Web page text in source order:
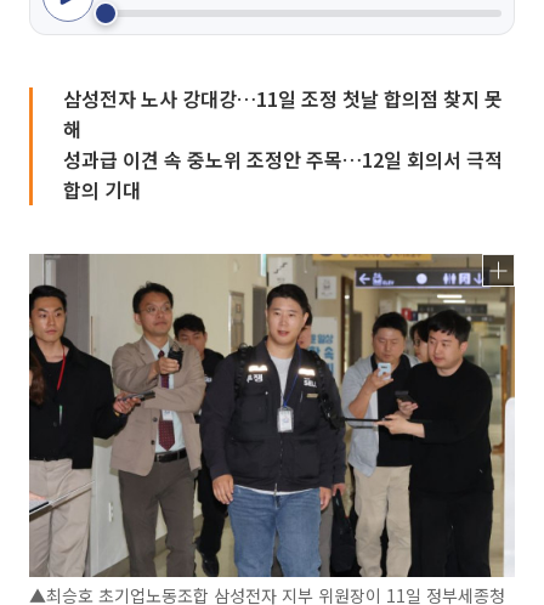
삼성전자 노사 강대강…11일 조정 첫날 합의점 찾지 못
해
성과급 이견 속 중노위 조정안 주목…12일 회의서 극적
합의 기대
▲최승호 초기업노동조합 삼성전자 지부 위원장이 11일 정부세종청